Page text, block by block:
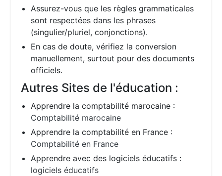
Assurez-vous que les règles grammaticales
sont respectées dans les phrases
(singulier/pluriel, conjonctions).
En cas de doute, vérifiez la conversion
manuellement, surtout pour des documents
officiels.
Autres Sites de l'éducation :
Apprendre la comptabilité marocaine :
Comptabilité marocaine
Apprendre la comptabilité en France :
Comptabilité en France
Apprendre avec des logiciels éducatifs :
logiciels éducatifs